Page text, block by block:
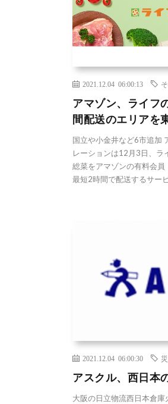
2021.12.04 06:00:13
アマゾン、ライフ
間配送のエリアを
国立や小金井など6市追加
レーションは12月3日、ラ
総菜をアマゾンの有料会
最短2時間で配送するサー
2021.12.04 06:00:30
アスクル、西日本
大阪の日立物流西日本倉庫